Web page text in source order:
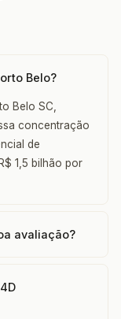
Belo?
Belo SC,
concentração
de
1,5 bilhão por
avaliação?